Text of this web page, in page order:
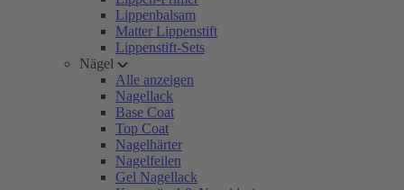
Lippenbalsam
Matter Lippenstift
Lippenstift-Sets
Nägel
Alle anzeigen
Nagellack
Base Coat
Top Coat
Nagelhärter
Nagelfeilen
Gel Nagellack